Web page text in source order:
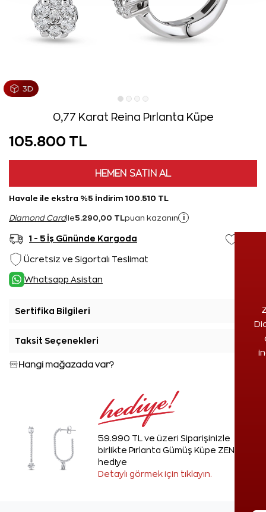
0,77 Karat Reina Pırlanta Küpe
105.800 TL
HEMEN SATIN AL
Havale ile ekstra %5 İndirim 100.510 TL
Diamond Cardile5.290,00 TL puan kazanın i
1 - 5 İş Gününde Kargoda
Ücretsiz ve Sigortalı Teslimat
Whatsapp Asistan
Sertifika Bilgileri
Taksit Seçenekleri
Hangi mağazada var?
59.990 TL ve üzeri Siparişinizle
birlikte Pırlanta Gümüş Küpe ZEN'den
hediye
Detaylı görmek için tıklayın.